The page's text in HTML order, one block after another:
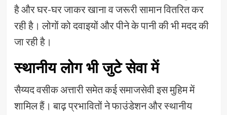
है और घर-घर जाकर खाना व जरूरी सामान वितरित कर
रही है। लोगों को दवाइयों और पीने के पानी की भी मदद की
जा रही है।
स्थानीय लोग भी जुटे सेवा में
सैय्यद वसीक अत्तारी समेत कई समाजसेवी इस मुहिम में
शामिल हैं। बाढ़ प्रभावितों ने फाउंडेशन और स्थानीय